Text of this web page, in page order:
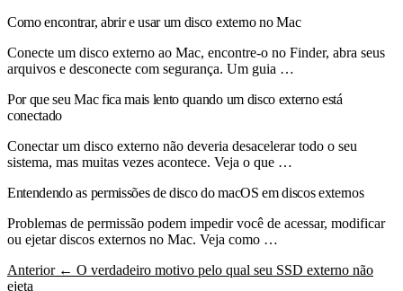
Como encontrar, abrir e usar um disco externo no Mac
Conecte um disco externo ao Mac, encontre-o no Finder, abra seus
arquivos e desconecte com segurança. Um guia …
Por que seu Mac fica mais lento quando um disco externo está
conectado
Conectar um disco externo não deveria desacelerar todo o seu
sistema, mas muitas vezes acontece. Veja o que …
Entendendo as permissões de disco do macOS em discos externos
Problemas de permissão podem impedir você de acessar, modificar
ou ejetar discos externos no Mac. Veja como …
Anterior ← O verdadeiro motivo pelo qual seu SSD externo não
ejeta